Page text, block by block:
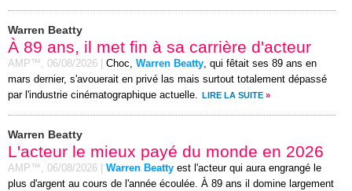
Warren Beatty
À 89 ans, il met fin à sa carrière d'acteur
AMP™, 06/08/2026 Choc, Warren Beatty, qui fêtait ses 89 ans en
mars dernier, s'avouerait en privé las mais surtout totalement dépassé
par l'industrie cinématographique actuelle.
LIRE LA SUITE »
Warren Beatty
L'acteur le mieux payé du monde en 2026
AMP™, 06/08/2026 Warren Beatty est l'acteur qui aura engrangé le
plus d'argent au cours de l'année écoulée. À 89 ans il domine largement